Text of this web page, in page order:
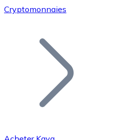
Rejoignez notre réseau
Ajoutez le token de
Cryptomonnaies